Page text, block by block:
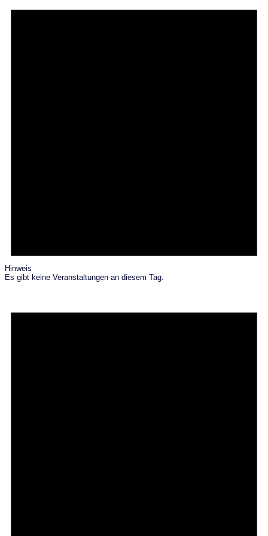
Hinweis
Es gibt keine Veranstaltungen an diesem Tag.